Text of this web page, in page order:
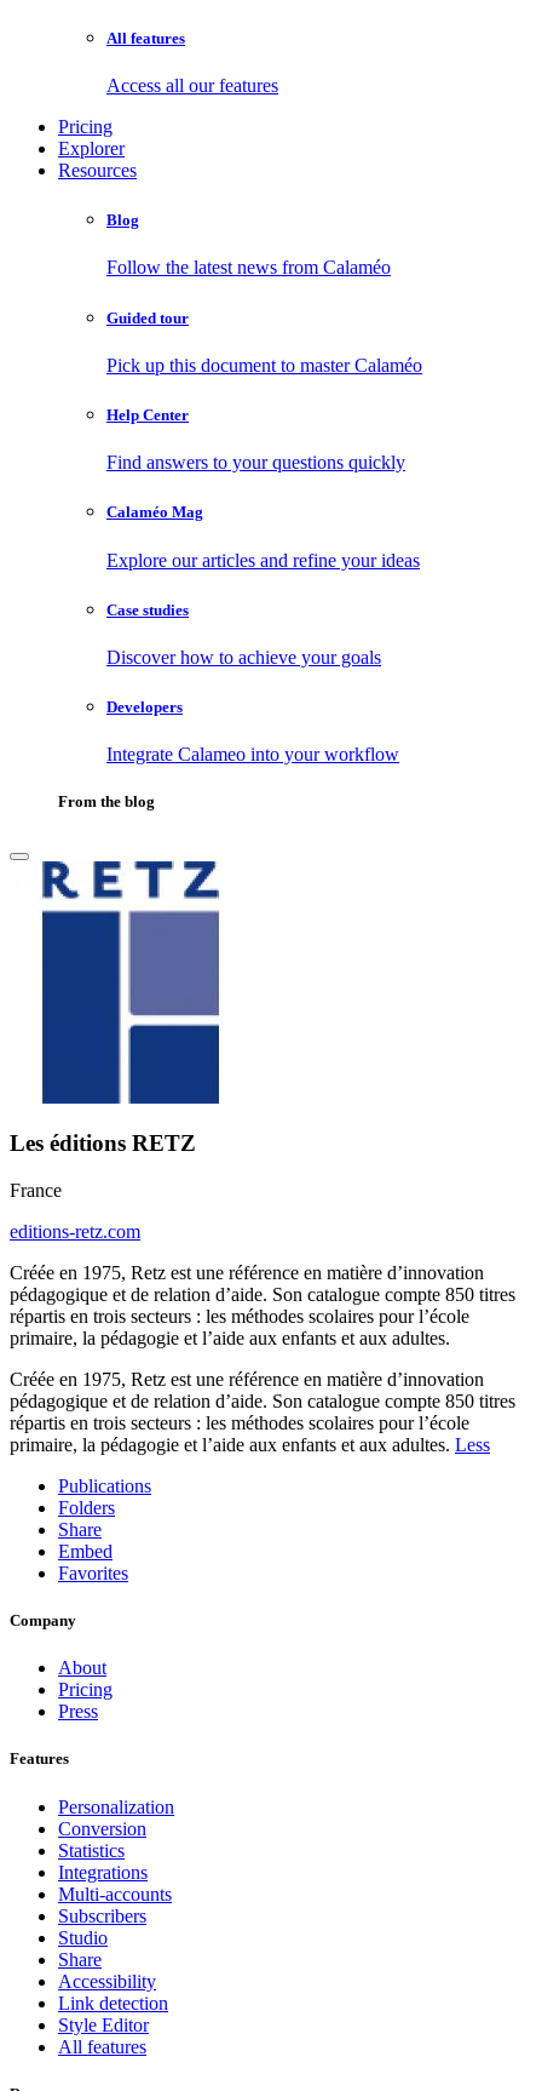
All features
Access all our features
Pricing
Explorer
Resources
Blog
Follow the latest news from Calaméo
Guided tour
Pick up this document to master Calaméo
Help Center
Find answers to your questions quickly
Calaméo Mag
Explore our articles and refine your ideas
Case studies
Discover how to achieve your goals
Developers
Integrate Calameo into your workflow
From the blog
Les éditions RETZ
France
editions-retz.com
Créée en 1975, Retz est une référence en matière d’innovation
pédagogique et de relation d’aide. Son catalogue compte 850 titres
répartis en trois secteurs : les méthodes scolaires pour l’école
primaire, la pédagogie et l’aide aux enfants et aux adultes.
Créée en 1975, Retz est une référence en matière d’innovation
pédagogique et de relation d’aide. Son catalogue compte 850 titres
répartis en trois secteurs : les méthodes scolaires pour l’école
primaire, la pédagogie et l’aide aux enfants et aux adultes. Less
Publications
Folders
Share
Embed
Favorites
Company
About
Pricing
Press
Features
Personalization
Conversion
Statistics
Integrations
Multi-accounts
Subscribers
Studio
Share
Accessibility
Link detection
Style Editor
All features